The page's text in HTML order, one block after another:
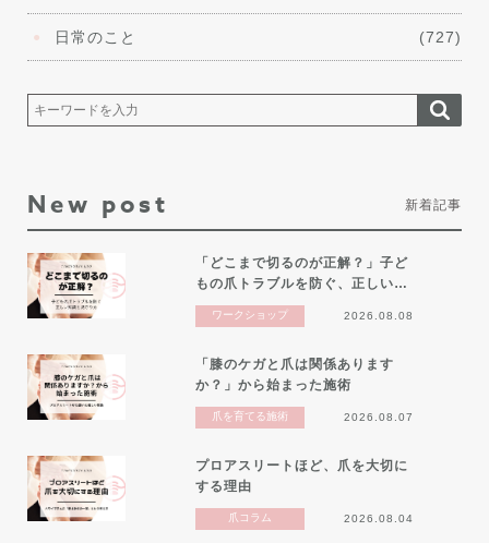
日常のこと (727)
New post 新着記事
「どこまで切るのが正解？」子ど
もの爪トラブルを防ぐ、正しい…
ワークショップ 2026.08.08
「膝のケガと爪は関係あります
か？」から始まった施術
爪を育てる施術 2026.08.07
プロアスリートほど、爪を大切に
する理由
爪コラム 2026.08.04